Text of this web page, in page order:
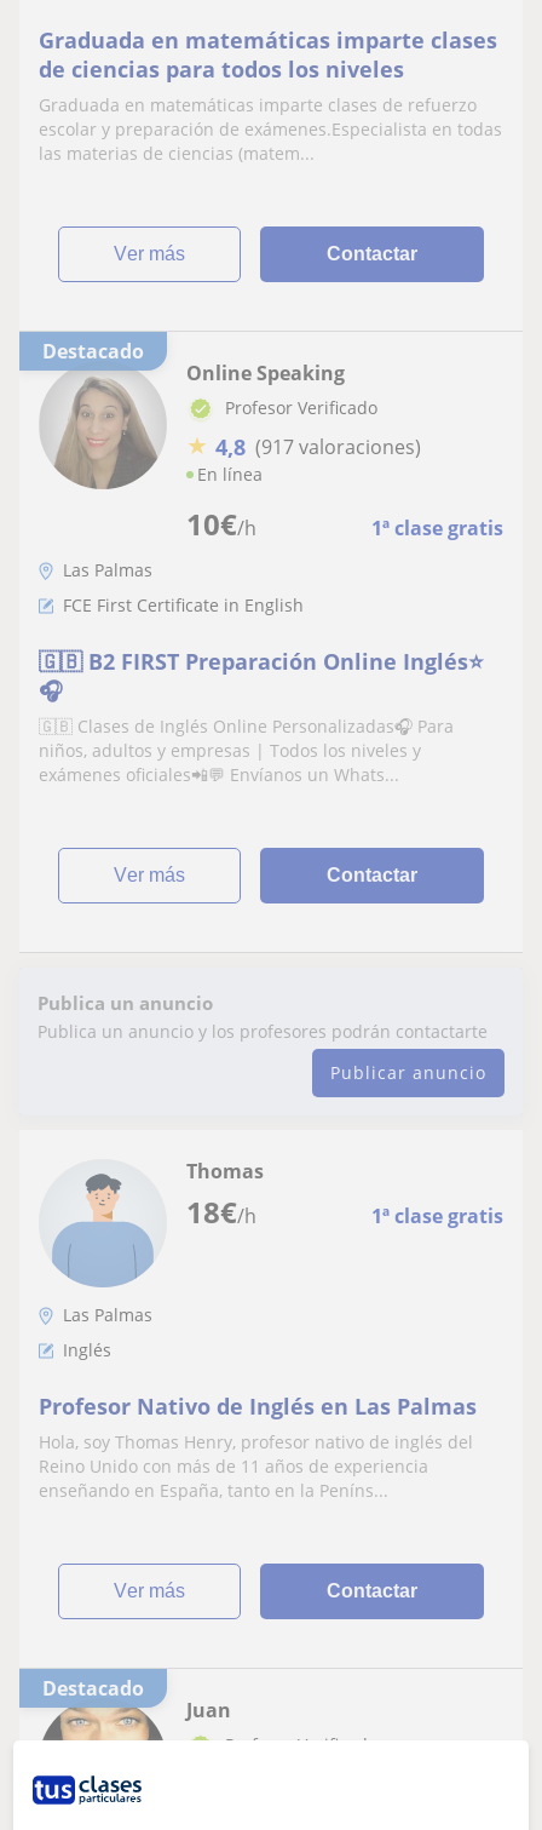
Graduada en matemáticas imparte clases
de ciencias para todos los niveles
Graduada en matemáticas imparte clases de refuerzo
escolar y preparación de exámenes.Especialista en todas
las materias de ciencias (matem...
ver más Contactar
Destacado
10€/h 1ª clase gratis
Online Speaking
Profesor Verificado
★ 4,8 (917 valoraciones)
En línea
Las Palmas
FCE First Certificate in English
🇬🇧 B2 FIRST Preparación Online Inglés⭐
🎧
🇬🇧 Clases de Inglés Online Personalizadas🎧 Para
niños, adultos y empresas | Todos los niveles y
exámenes oficiales📲💬 Envíanos un Whats...
ver más Contactar
Publica un anuncio
Publica un anuncio y los profesores podrán contactarte
Publicar anuncio
18€/h 1ª clase gratis
Thomas
Las Palmas
Inglés
Profesor Nativo de Inglés en Las Palmas
Hola, soy Thomas Henry, profesor nativo de inglés del
Reino Unido con más de 11 años de experiencia
enseñando en España, tanto en la Peníns...
ver más Contactar
Destacado
Juan
Profesor Verificado